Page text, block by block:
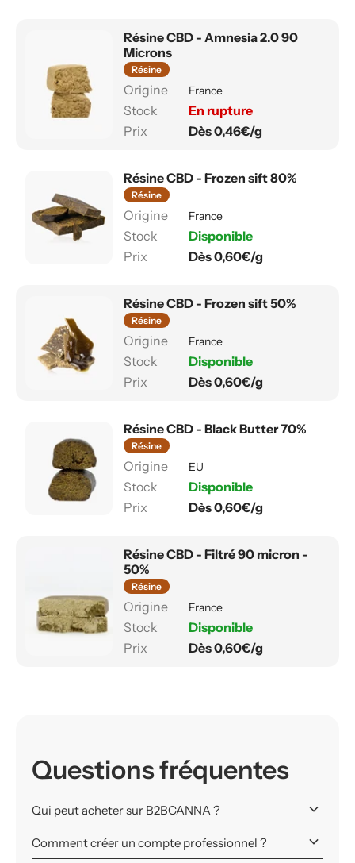
Résine CBD - Amnesia 2.0 90
Microns
Résine
France
En rupture
Dès 0,46€/g
Résine CBD - Frozen sift 80%
Résine
France
Disponible
Dès 0,60€/g
Résine CBD - Frozen sift 50%
Résine
France
Disponible
Dès 0,60€/g
Résine CBD - Black Butter 70%
Résine
EU
Disponible
Dès 0,60€/g
Résine CBD - Filtré 90 micron -
50%
Résine
France
Disponible
Dès 0,60€/g
Questions fréquentes
Qui peut acheter sur B2BCANNA ? keyboard_arrow_down
Comment créer un compte professionnel ? keyboard_arrow_down